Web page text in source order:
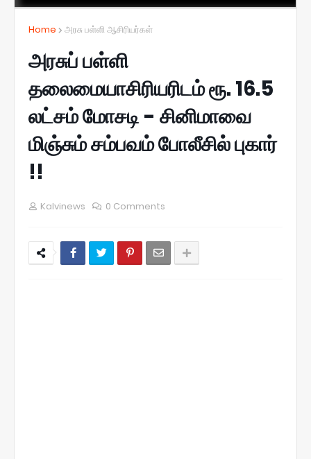
Home அரசு பள்ளி ஆசிரியர்கள்
அரசுப் பள்ளி
தலைமையாசிரியரிடம் ரூ. 16.5
லட்சம் மோசடி - சினிமாவை
மிஞ்சும் சம்பவம் போலீசில் புகார்
!!
Kalvinews 0 Comments